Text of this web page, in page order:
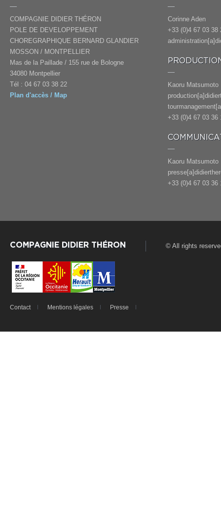
COMPAGNIE DIDIER THÉRON
POLE DE DEVELOPPEMENT
CHOREGRAPHIQUE BERNARD GLANDIER
MOSSON / MONTPELLIER
Mas de la Paillade / 155 rue de Bologne
34080 Montpellier
Tél : 04 67 03 38 22
Plan d'accès / Map
Corinne Aden
+33 (0)4 67 03 38
Kaoru Matsumoto
+33 (0)4 67 03 36
Kaoru Matsumoto
+33 (0)4 67 03 36
COMPAGNIE DIDIER THÉRON © All rights
Contact Mentions légales Presse